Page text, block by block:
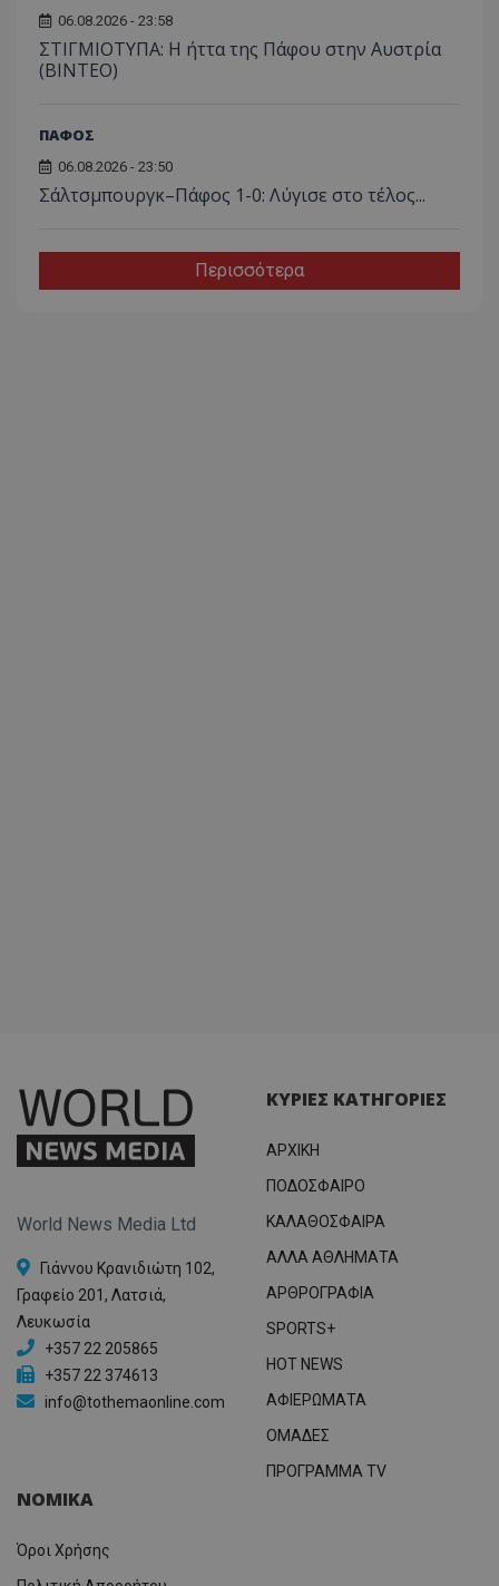
06.08.2026 - 23:58
ΣΤΙΓΜΙΟΤΥΠΑ: Η ήττα της Πάφου στην Αυστρία
(ΒΙΝΤΕΟ)
ΠΑΦΟΣ
06.08.2026 - 23:50
Σάλτσμπουργκ–Πάφος 1-0: Λύγισε στο τέλος...
Περισσότερα
World News Media Ltd
Γιάννου Κρανιδιώτη 102,
Γραφείο 201, Λατσιά,
Λευκωσία
+357 22 205865
+357 22 374613
info@tothemaonline.com
ΚΥΡΙΕΣ ΚΑΤΗΓΟΡΙΕΣ
ΑΡΧΙΚΗ
ΠΟΔΟΣΦΑΙΡΟ
ΚΑΛΑΘΟΣΦΑΙΡΑ
ΑΛΛΑ ΑΘΛΗΜΑΤΑ
ΑΡΘΡΟΓΡΑΦΙΑ
SPORTS+
HOT NEWS
ΑΦΙΕΡΩΜΑΤΑ
ΟΜΑΔΕΣ
ΠΡΟΓΡΑΜΜΑ TV
ΝΟΜΙΚΑ
Όροι Χρήσης